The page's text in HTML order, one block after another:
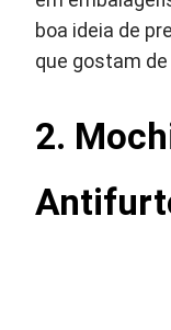
boa ideia de
que gostam
2.